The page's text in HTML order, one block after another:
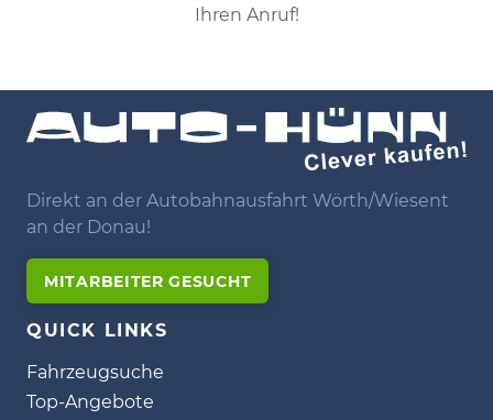
Ihren Anruf!
Direkt an der Autobahnausfahrt Wörth/Wiesent
an der Donau!
MITARBEITER GESUCHT
QUICK LINKS
Fahrzeugsuche
Top-Angebote